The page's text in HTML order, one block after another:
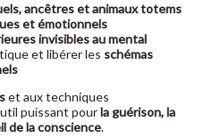
ancêtres et animaux totems
et émotionnels
invisibles au mental
et libérer les schémas
et aux techniques
puissant pourla guérison, la
de la conscience.